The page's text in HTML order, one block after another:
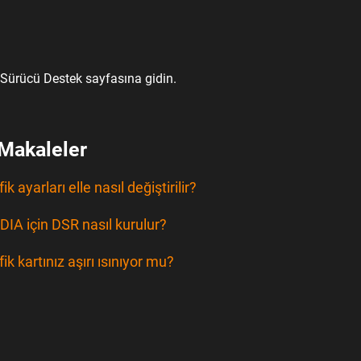
Destek sayfasına gidin.
ayarları elle nasıl değiştirilir?
için DSR nasıl kurulur?
kartınız aşırı ısınıyor mu?